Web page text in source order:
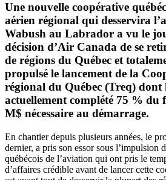
Une nouvelle coopérative
aérien régional qui desservira
Wabush au Labrador a vu le
décision d’Air Canada de se
de régions du Québec et
propulsé le lancement de la
régional du Québec (Treq) dont
actuellement complété 75 % du
M$ nécessaire au démarrage.
En chantier depuis plusieurs années, le
dernier, a pris son essor sous l’impulsion
québécois de l’aviation qui ont pris le
d’affaires crédible avant de lancer cette